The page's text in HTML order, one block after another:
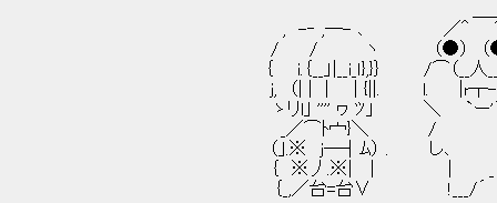
, -‐ ,─- ､ ／＾ ⌒
/ / ヽ （●） （●）.
｛ i.｛__」|__i_ｌ},}｝ /⌒（__人__
j, （| | | | {||. l.
ゝリl｣ '''' ヮ ﾂ」 ＼ `ー
_／⌒ﾄ宀}＼ /
（｣.※ j─┤ﾑ） . し､
｛ ※丿.※| | |
｛_,／台=台∨ !___/´ ヽ